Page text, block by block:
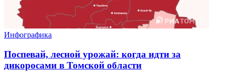
Инфографика
Поспевай, лесной урожай: когда идти за
дикоросами в Томской области